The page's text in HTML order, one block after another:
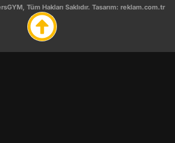
Tüm Hakları Saklıdır. Tasarım: reklam.com.tr